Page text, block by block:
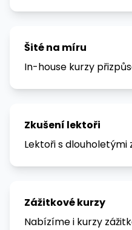
Šité na míru
In-house kurzy
Zkušení lektoři
Lektoři s dlouholetými
Zážitkové kurzy
Nabízíme i kurzy